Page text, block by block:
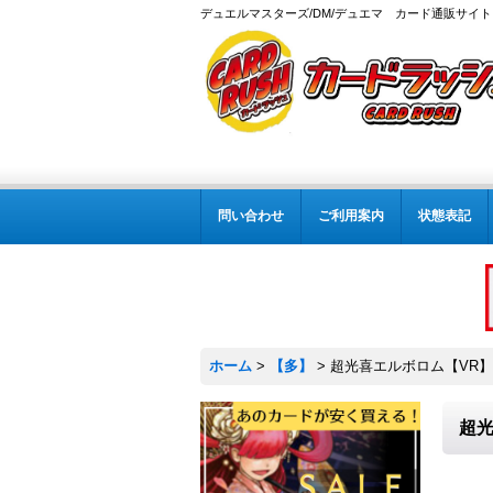
デュエルマスターズ/DM/デュエマ カード通販サイト
問い合わせ ご利用案内 状態表記
ホーム > 【多】 > 超光喜エルボロム【VR
超